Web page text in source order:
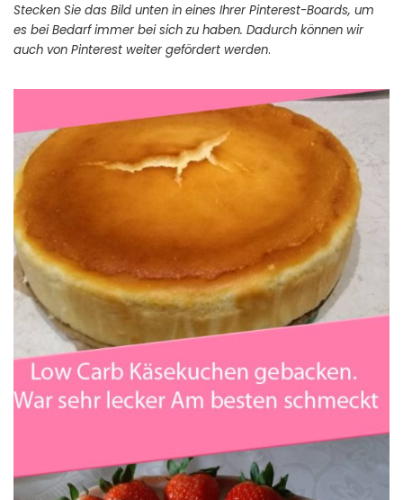
Stecken Sie das Bild unten in eines Ihrer Pinterest-Boards, um
es bei Bedarf immer bei sich zu haben. Dadurch können wir
auch von Pinterest weiter gefördert werden.